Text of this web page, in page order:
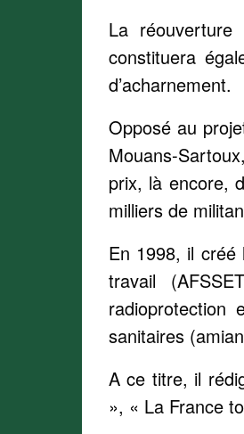
La
constituera
d’acharnement.
Opposé au
Mouans-
prix, là encore,
milliers de
En 1998, il créé
travail
radioprotection
sanitaires
A ce titre, il
», « La France